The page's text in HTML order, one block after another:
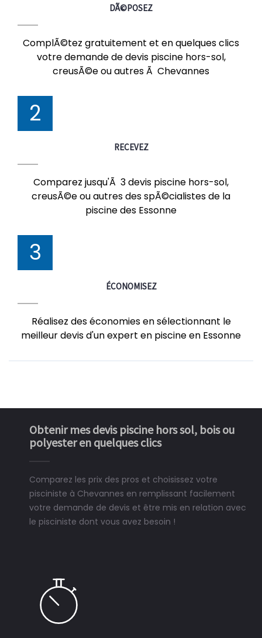
DÃ©POSEZ
ComplÃ©tez gratuitement et en quelques clics
votre demande de devis piscine hors-sol,
creusÃ©e ou autres Ã Chevannes
2
RECEVEZ
Comparez jusqu'Ã 3 devis piscine hors-sol,
creusÃ©e ou autres des spÃ©cialistes de la
piscine des Essonne
3
ÉCONOMISEZ
Réalisez des économies en sélectionnant le
meilleur devis d'un expert en piscine en Essonne
Obtenir mes devis piscine hors sol, bois ou
polyester en quelques clics
Comparez les prix des pros et choisissez votre
pisciniste à Chevannes en remplissant facilement
votre demande de devis et être mis en relation avec
le pisciniste dont vous avez besoin !